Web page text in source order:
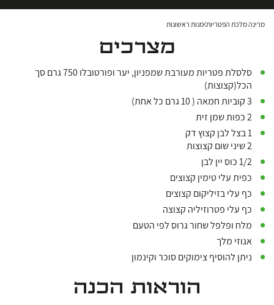
מרינה מלכת הפטריות מנות ראשונות
מצרכים
סלסלת פטריות מעורבת שמפניון, יער ופורטובלו 750 גרם סך
הכל(קצוצות)
3 קוביות חמאה ( 10 גרם כל אחת)
2 כפות שמן זית
1 בצל לבן קצוץ דק
2 שיני שום קצוצות
1/2 כוס יין לבן
כפית עלי טימין קצוצים
כף עלי בזיליקום קצוצים
כף עלי פטרוזיליה קצוצה
מלח ופלפל שחור גרוס לפי הטעם
אגוזי מלך
ניתן להוסיף צימוקים סוכר וקינמון
הוראות הכנה